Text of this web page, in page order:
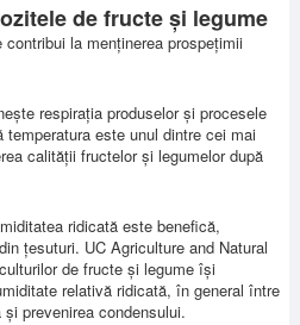
de fructe și legume
la menținerea prospețimii
respirația produselor și procesele
temperatura este unul dintre cei mai
calității fructelor și legumelor după
ridicată este benefică,
țesuturi. UC Agriculture and Natural
de fructe și legume își
relativă ridicată, în general între
prevenirea condensului.